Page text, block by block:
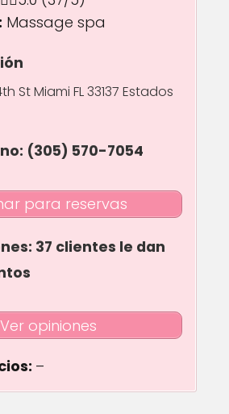
Massage spa
St Miami FL 33137 Estados
(305) 570-7054
para reservas
37 clientes le dan
Ver opiniones
–